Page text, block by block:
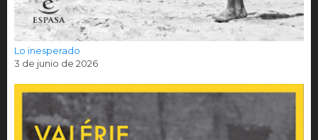
Lo inesperado
3 de junio de 2026